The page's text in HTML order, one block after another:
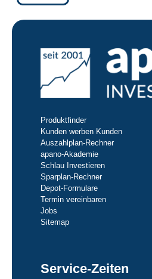
Produktfinder
Kunden werben Kunden
Auszahlplan-Rechner
apano-Akademie
Schlau Investieren
Sparplan-Rechner
Depot-Formulare
Termin vereinbaren
Jobs
Sitemap
Service-Zeiten